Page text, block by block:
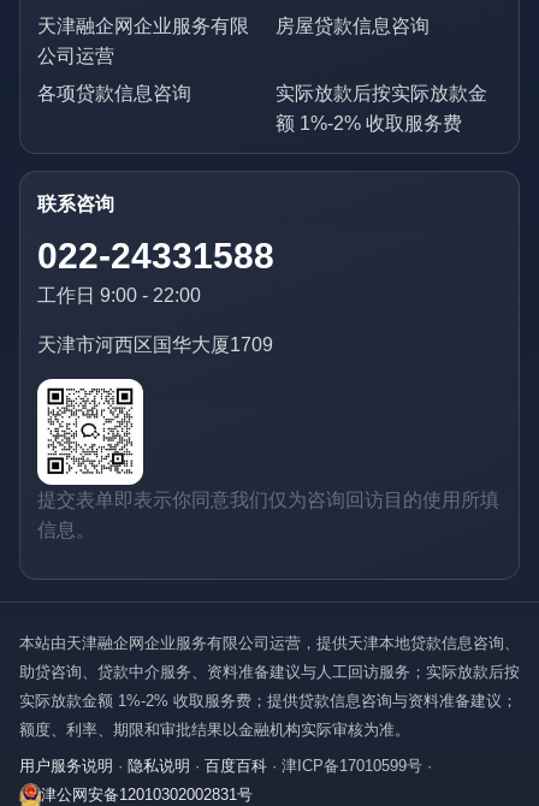
天津融企网企业服务有限
公司运营
房屋贷款信息咨询
各项贷款信息咨询
实际放款后按实际放款金
额 1%-2% 收取服务费
联系咨询
022-24331588
工作日 9:00 - 22:00
天津市河西区国华大厦1709
提交表单即表示你同意我们仅为咨询回访目的使用所填
信息。
本站由天津融企网企业服务有限公司运营，提供天津本地贷款信息咨询、
助贷咨询、贷款中介服务、资料准备建议与人工回访服务；实际放款后按
实际放款金额 1%-2% 收取服务费；提供贷款信息咨询与资料准备建议；
额度、利率、期限和审批结果以金融机构实际审核为准。
用户服务说明 · 隐私说明 · 百度百科 · 津ICP备17010599号 ·
津公网安备12010302002831号